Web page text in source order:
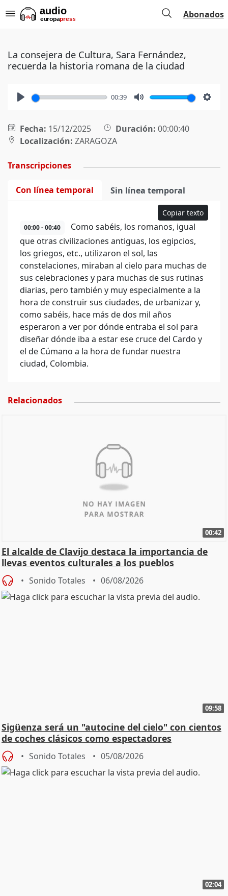
Abonados
La consejera de Cultura, Sara Fernández,
recuerda la historia romana de la ciudad
00:39
Fecha: 15/12/2025 Duración: 00:00:40
Localización: ZARAGOZA
Transcripciones
Con línea temporal Sin línea temporal
Copiar texto
00:00 - 00:40
Como sabéis, los romanos, igual
que otras civilizaciones antiguas, los egipcios,
los griegos, etc., utilizaron el sol, las
constelaciones, miraban al cielo para muchas de
sus celebraciones y para muchas de sus rutinas
diarias, pero también y muy especialmente a la
hora de construir sus ciudades, de urbanizar y,
como sabéis, hace más de dos mil años
esperaron a ver por dónde entraba el sol para
diseñar dónde iba a estar ese cruce del Cardo y
el de Cúmano a la hora de fundar nuestra
ciudad, Colombia.
Relacionados
00:42
El alcalde de Clavijo destaca la importancia de
llevas eventos culturales a los pueblos
Sonido Totales 06/08/2026
09:58
Sigüenza será un "autocine del cielo" con cientos
de coches clásicos como espectadores
Sonido Totales 05/08/2026
02:04